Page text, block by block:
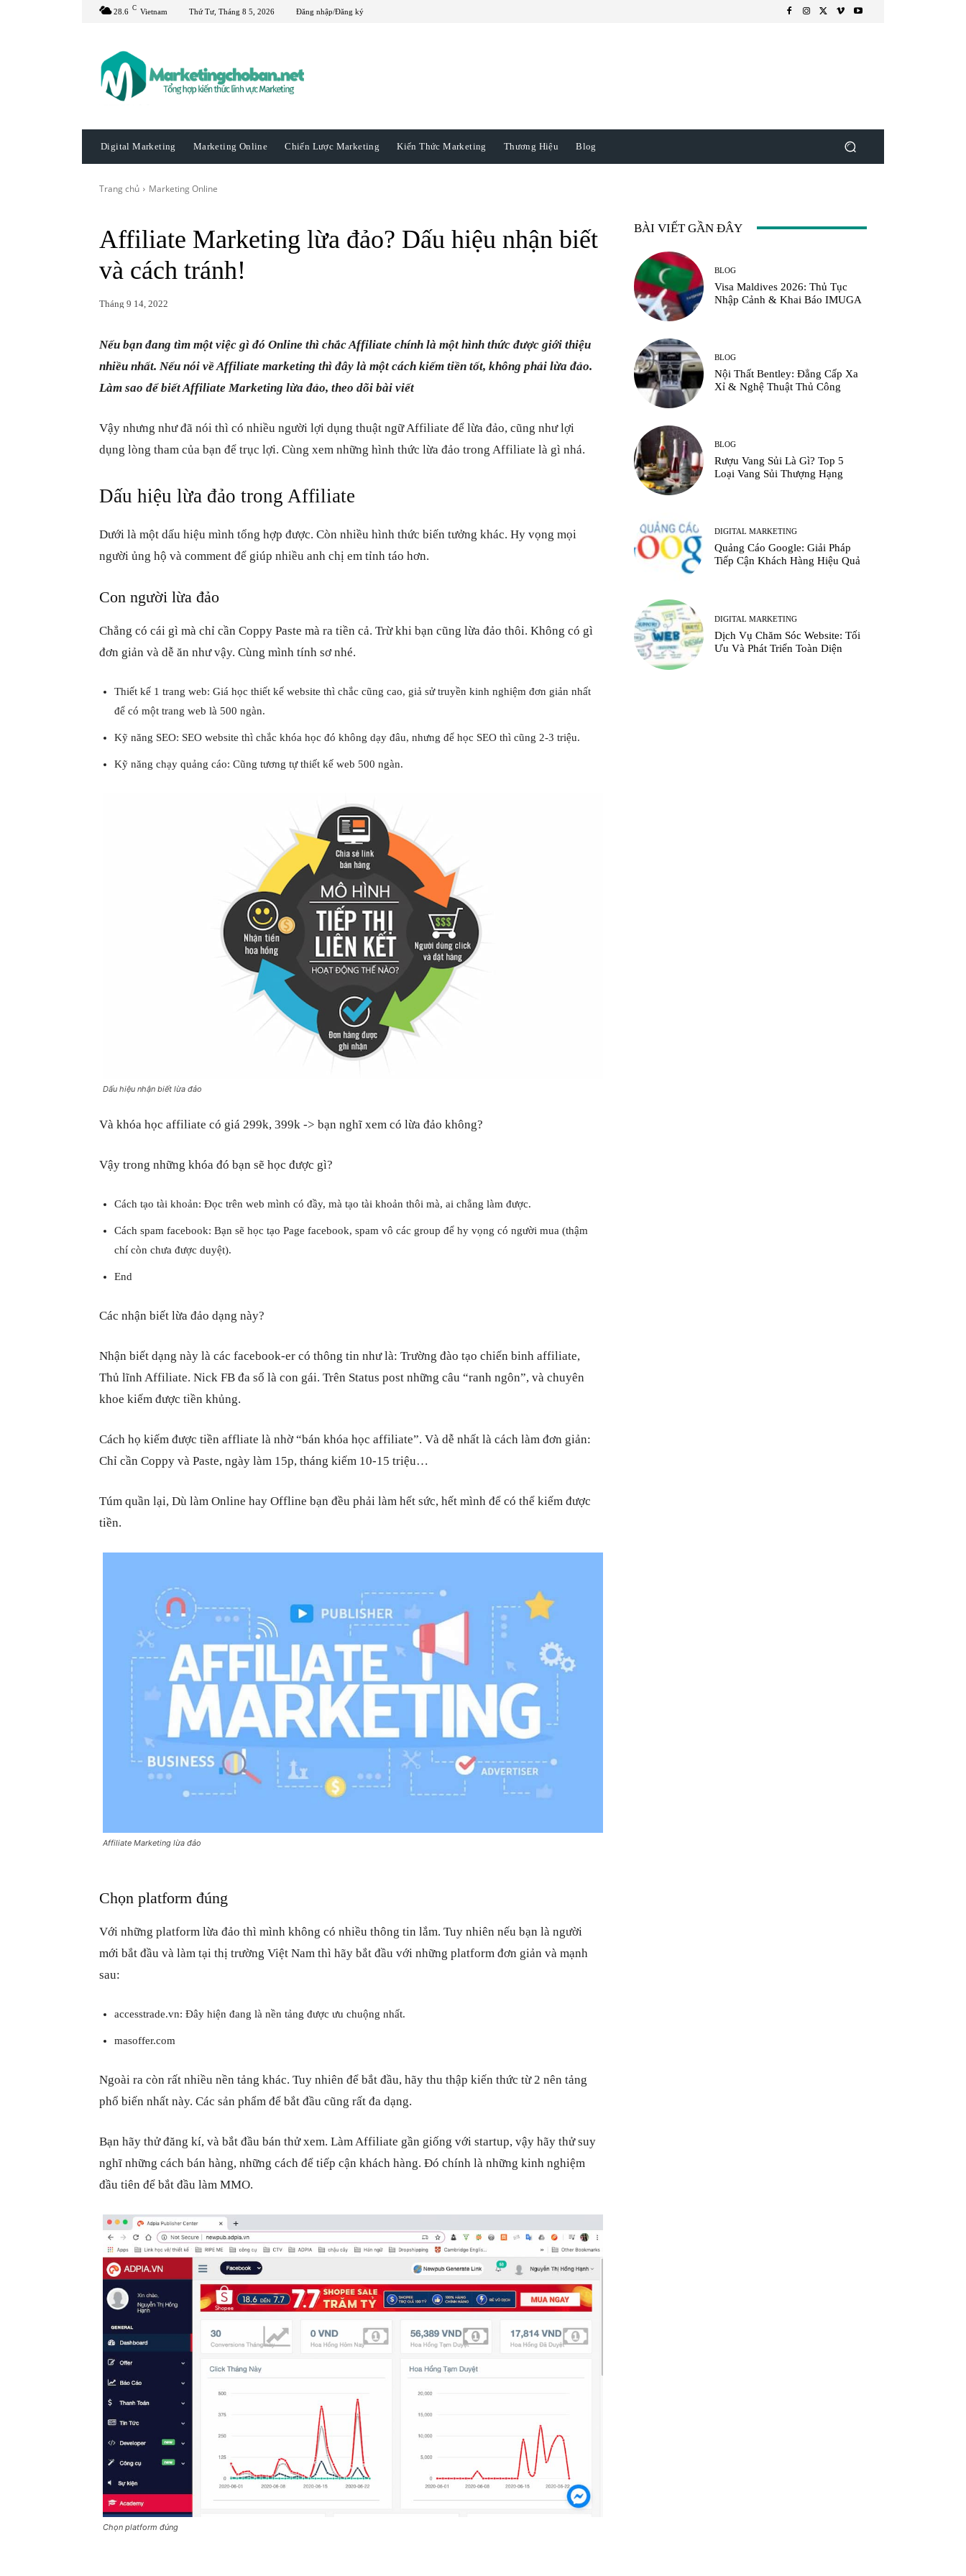
28.6 C Vietnam Thứ Tư, Tháng 8 5, 2026 Đăng nhập/Đăng ký
Digital Marketing Marketing Online Chiến Lược Marketing Kiến Thức Marketing Thương Hiệu Blog
Trang chủ Marketing Online
Affiliate Marketing lừa đảo? Dấu hiệu nhận biết
và cách tránh!
Tháng 9 14, 2022
Nếu bạn đang tìm một việc gì đó Online thì chắc Affiliate chính là một hình thức được giới thiệu
nhiều nhất. Nếu nói về Affiliate marketing thì đây là một cách kiếm tiền tốt, không phải lừa đảo.
Làm sao để biết Affiliate Marketing lừa đảo, theo dõi bài viết
Vậy nhưng như đã nói thì có nhiều người lợi dụng thuật ngữ Affiliate để lừa đảo, cũng như lợi
dụng lòng tham của bạn để trục lợi. Cùng xem những hình thức lừa đảo trong Affiliate là gì nhá.
Dấu hiệu lừa đảo trong Affiliate
Dưới là một dấu hiệu mình tổng hợp được. Còn nhiều hình thức biến tưởng khác. Hy vọng mọi
người ủng hộ và comment để giúp nhiều anh chị em tỉnh táo hơn.
Con người lừa đảo
Chẳng có cái gì mà chỉ cần Coppy Paste mà ra tiền cả. Trừ khi bạn cũng lừa đảo thôi. Không có gì
đơn giản và dễ ăn như vậy. Cùng mình tính sơ nhé.
Thiết kế 1 trang web: Giá học thiết kế website thì chắc cũng cao, giả sử truyền kinh nghiệm đơn giản nhất
để có một trang web là 500 ngàn.
Kỹ năng SEO: SEO website thì chắc khóa học đó không dạy đâu, nhưng để học SEO thì cũng 2-3 triệu.
Kỹ năng chạy quảng cáo: Cũng tương tự thiết kế web 500 ngàn.
Dấu hiệu nhận biết lừa đảo
Và khóa học affiliate có giá 299k, 399k -> bạn nghĩ xem có lừa đảo không?
Vậy trong những khóa đó bạn sẽ học được gì?
Cách tạo tài khoản: Đọc trên web mình có đầy, mà tạo tài khoản thôi mà, ai chẳng làm được.
Cách spam facebook: Bạn sẽ học tạo Page facebook, spam vô các group để hy vọng có người mua (thậm
chí còn chưa được duyệt).
End
Các nhận biết lừa đảo dạng này?
Nhận biết dạng này là các facebook-er có thông tin như là: Trường đào tạo chiến binh affiliate,
Thủ lĩnh Affiliate. Nick FB đa số là con gái. Trên Status post những câu “ranh ngôn”, và chuyên
khoe kiếm được tiền khủng.
Cách họ kiếm được tiền affliate là nhờ “bán khóa học affiliate”. Và dễ nhất là cách làm đơn giản:
Chỉ cần Coppy và Paste, ngày làm 15p, tháng kiếm 10-15 triệu…
Túm quần lại, Dù làm Online hay Offline bạn đều phải làm hết sức, hết mình để có thể kiếm được
tiền.
Affiliate Marketing lừa đảo
Chọn platform đúng
Với những platform lừa đảo thì mình không có nhiều thông tin lắm. Tuy nhiên nếu bạn là người
mới bắt đầu và làm tại thị trường Việt Nam thì hãy bắt đầu với những platform đơn giản và mạnh
sau:
accesstrade.vn: Đây hiện đang là nền tảng được ưu chuộng nhất.
masoffer.com
Ngoài ra còn rất nhiều nền tảng khác. Tuy nhiên để bắt đầu, hãy thu thập kiến thức từ 2 nên tảng
phổ biến nhất này. Các sản phẩm để bắt đầu cũng rất đa dạng.
Bạn hãy thử đăng kí, và bắt đầu bán thử xem. Làm Affiliate gần giống với startup, vậy hãy thử suy
nghĩ những cách bán hàng, những cách để tiếp cận khách hàng. Đó chính là những kinh nghiệm
đầu tiên để bắt đầu làm MMO.
Chọn platform đúng
BÀI VIẾT GẦN ĐÂY
BLOG
Visa Maldives 2026: Thủ Tục
Nhập Cảnh & Khai Báo IMUGA
BLOG
Nội Thất Bentley: Đẳng Cấp Xa
Xỉ & Nghệ Thuật Thủ Công
BLOG
Rượu Vang Sủi Là Gì? Top 5
Loại Vang Sủi Thượng Hạng
DIGITAL MARKETING
Quảng Cáo Google: Giải Pháp
Tiếp Cận Khách Hàng Hiệu Quả
DIGITAL MARKETING
Dịch Vụ Chăm Sóc Website: Tối
Ưu Và Phát Triển Toàn Diện